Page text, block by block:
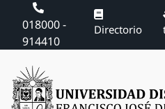
018000 -
914410
Directorio